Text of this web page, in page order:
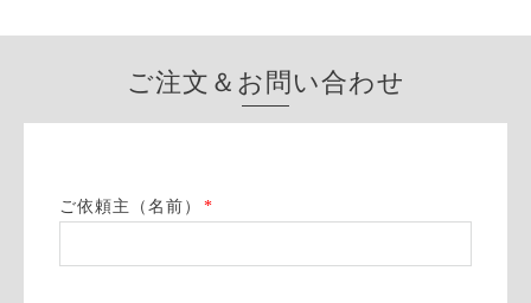
ご注文＆お問い合わせ
ご依頼主（名前） *